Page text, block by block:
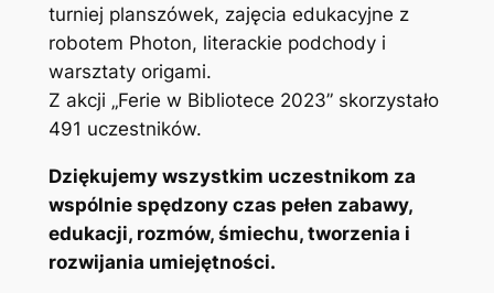
turniej planszówek, zajęcia edukacyjne z
robotem Photon, literackie podchody i
warsztaty origami.
Z akcji „Ferie w Bibliotece 2023” skorzystało
491 uczestników.
Dziękujemy wszystkim uczestnikom za
wspólnie spędzony czas pełen zabawy,
edukacji, rozmów, śmiechu, tworzenia i
rozwijania umiejętności.